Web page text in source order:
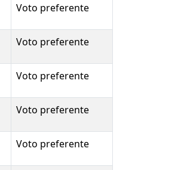
Voto preferente
Voto preferente
Voto preferente
Voto preferente
Voto preferente